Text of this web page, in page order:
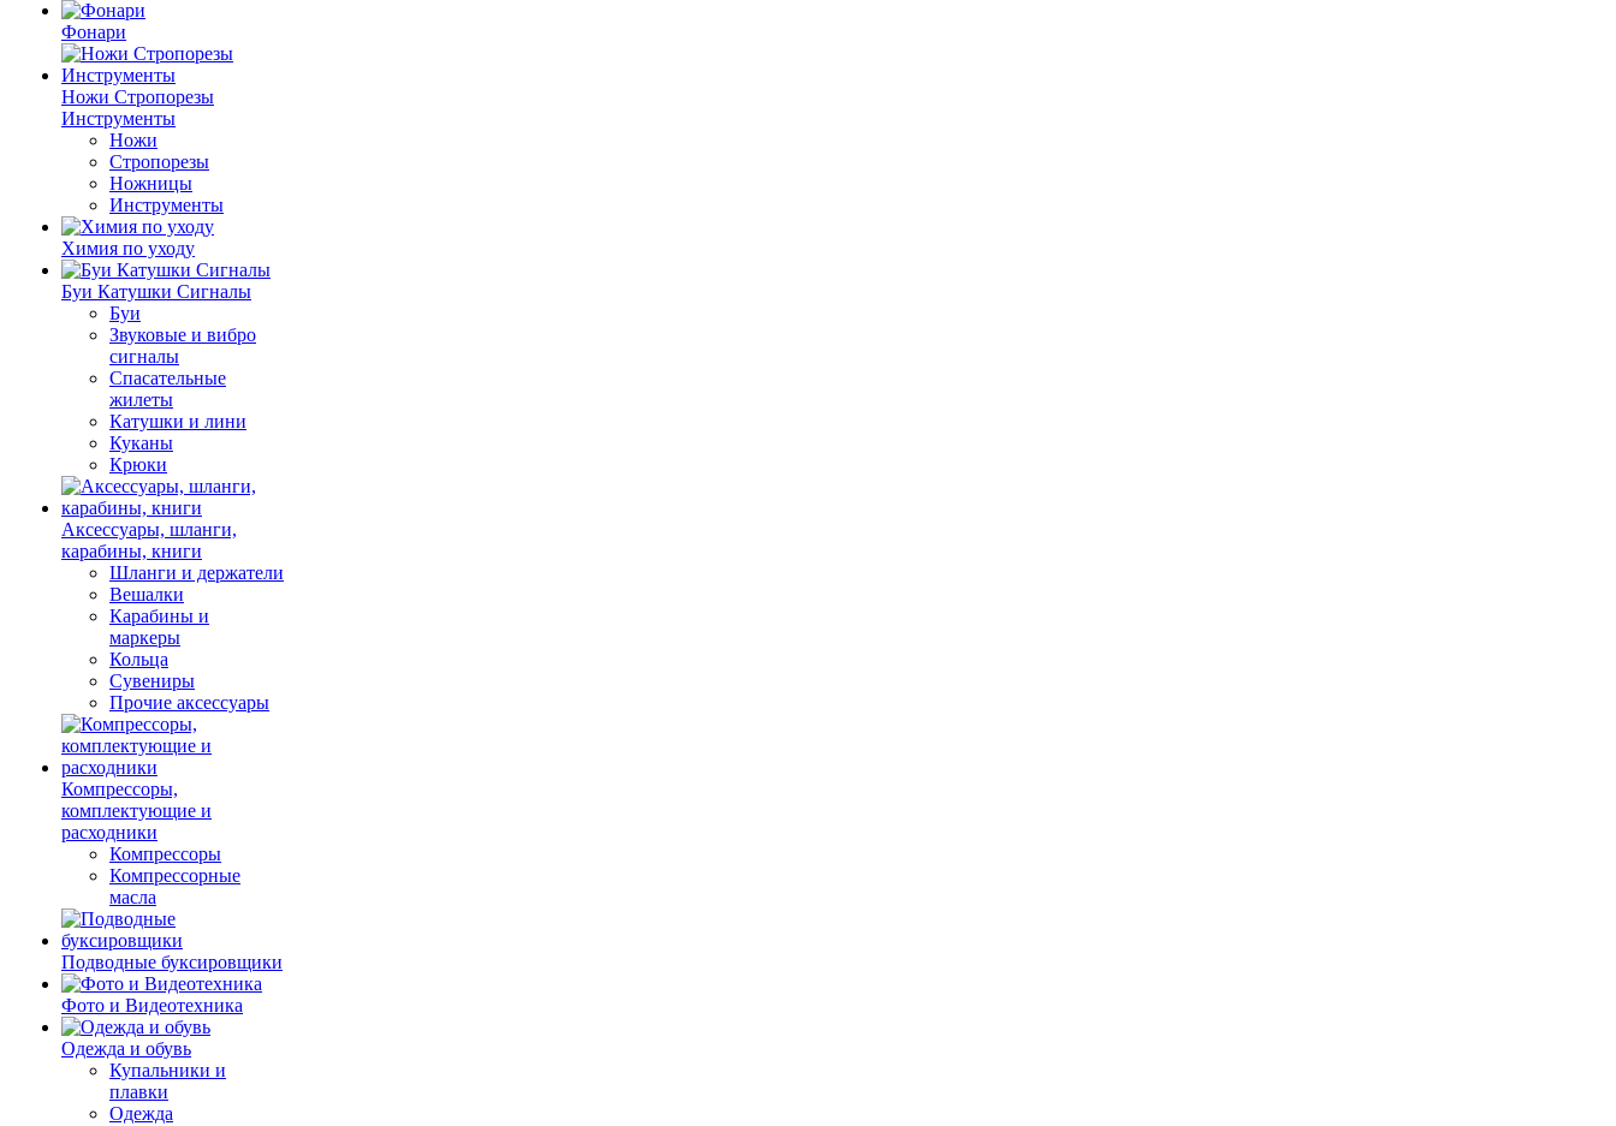
Фонари
Ножи Стропорезы
Инструменты
Ножи
Стропорезы
Ножницы
Инструменты
Химия по уходу
Буи Катушки Сигналы
Буи
Звуковые и вибро
сигналы
Спасательные
жилеты
Катушки и лини
Куканы
Крюки
Аксессуары, шланги,
карабины, книги
Шланги и держатели
Вешалки
Карабины и
маркеры
Кольца
Сувениры
Прочие аксессуары
Компрессоры,
комплектующие и
расходники
Компрессоры
Компрессорные
масла
Подводные буксировщики
Фото и Видеотехника
Одежда и обувь
Купальники и
плавки
Одежда